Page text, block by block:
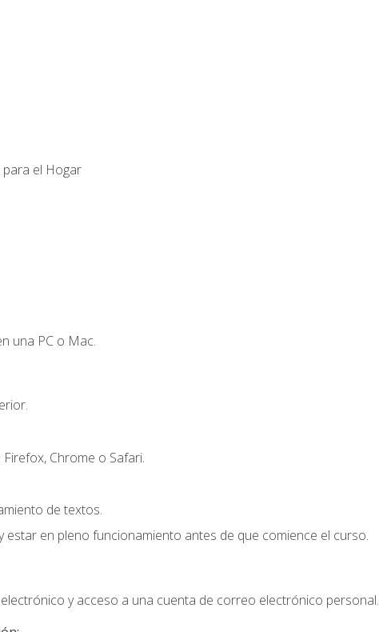
el Hogar
una PC o Mac.
Chrome o Safari.
de textos.
estar en pleno funcionamiento antes de que comience el curso.
y acceso a una cuenta de correo electrónico personal.